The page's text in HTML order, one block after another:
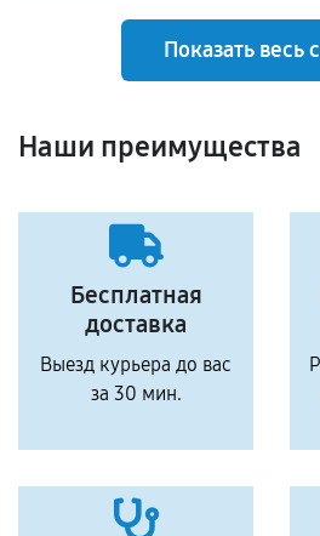
Показать весь
Наши преимущества
Бесплатная
доставка
Выезд курьера до вас
за 30 мин.